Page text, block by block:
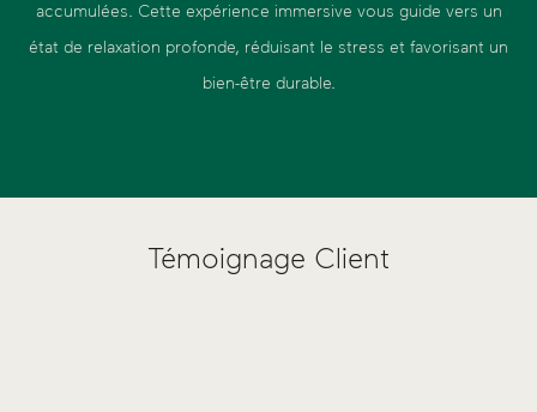
accumulées. Cette expérience immersive vous guide vers un
état de relaxation profonde, réduisant le stress et favorisant un
bien-être durable.
Témoignage Client